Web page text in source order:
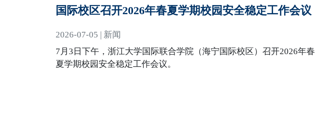
国际校区召开2026年春夏学期校园安全稳定工作会议
2026-07-05 | 新闻
7月3日下午，浙江大学国际联合学院（海宁国际校区）召开2026年春
夏学期校园安全稳定工作会议。